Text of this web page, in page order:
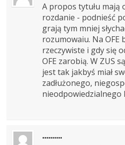
A propos tytułu mają
rozdanie - podnieść
grają tym mniej
rozumowaiu. Na OFE
rzeczywiste i gdy się
OFE zarobią. W ZUS
jest tak jakbyś miał
zadłużonego,
nieodpowiedzialnego
..........